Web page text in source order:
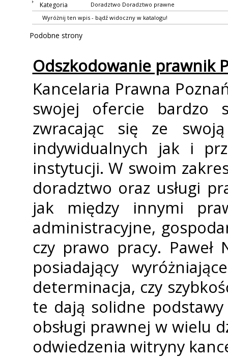
Kategoria Doradztwo Doradztwo prawne
Wyróżnij ten wpis - bądź widoczny w katalogu!
Podobne strony
Odszkodowanie prawnik
Kancelaria Prawna
swojej ofercie bardzo
zwracając się ze
indywidualnych jak i
instytucji. W swoim
doradztwo oraz usługi
jak między innymi
administracyjne,
czy prawo pracy.
posiadający
determinacja, czy
te dają solidne
obsługi prawnej w wielu
odwiedzenia witryny